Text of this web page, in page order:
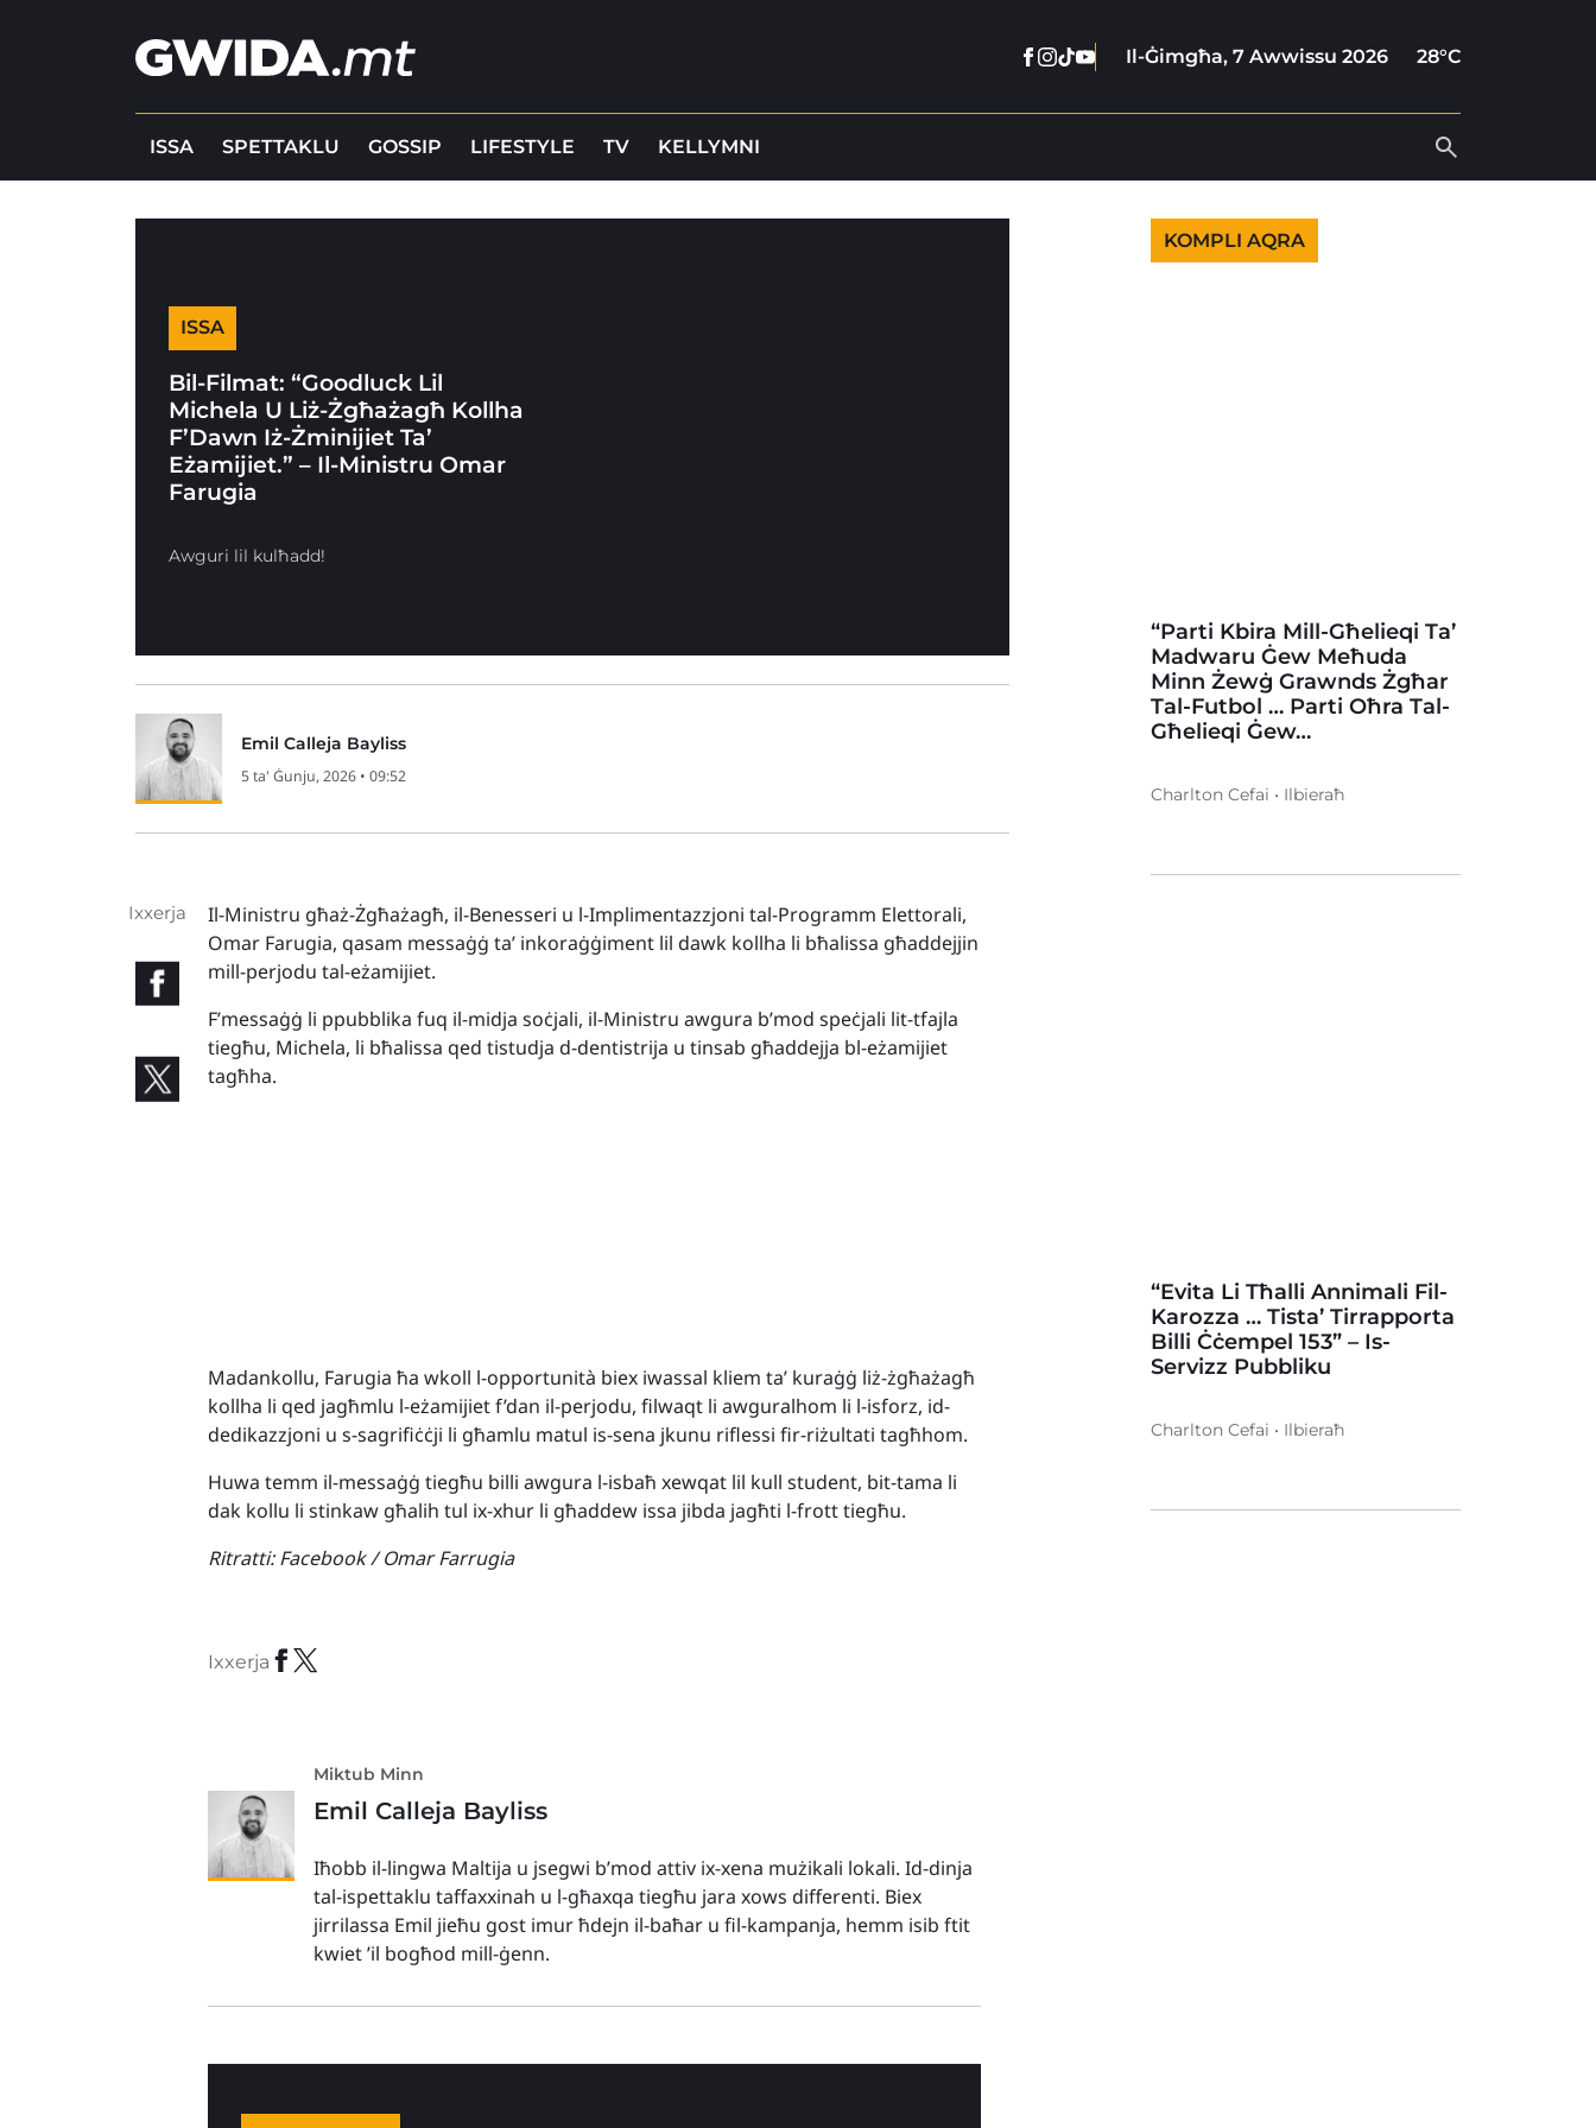
Facebook
Instagram
Tiktok
YoutubeIl-Ġimgħa, 7 Awwissu 2026 28°C
ISSA SPETTAKLU GOSSIP LIFESTYLE TV KELLYMNI
ISSA
Bil-Filmat: “Goodluck Lil
Michela U Liż-Żgħażagħ Kollha
F’Dawn Iż-Żminijiet Ta’
Eżamijiet.” – Il-Ministru Omar
Farugia
Awguri lil kulħadd!
Emil Calleja Bayliss
5 ta' Ġunju, 2026 • 09:52
Ixxerja
Il-Ministru għaż-Żgħażagħ, il-Benesseri u l-Implimentazzjoni tal-Programm Elettorali,
Omar Farugia, qasam messaġġ ta’ inkoraġġiment lil dawk kollha li bħalissa għaddejjin
mill-perjodu tal-eżamijiet.
F’messaġġ li ppubblika fuq il-midja soċjali, il-Ministru awgura b’mod speċjali lit-tfajla
tiegħu, Michela, li bħalissa qed tistudja d-dentistrija u tinsab għaddejja bl-eżamijiet
tagħha.
Madankollu, Farugia ħa wkoll l-opportunità biex iwassal kliem ta’ kuraġġ liż-żgħażagħ
kollha li qed jagħmlu l-eżamijiet f’dan il-perjodu, filwaqt li awguralhom li l-isforz, id-
dedikazzjoni u s-sagrifiċċji li għamlu matul is-sena jkunu riflessi fir-riżultati tagħhom.
Huwa temm il-messaġġ tiegħu billi awgura l-isbaħ xewqat lil kull student, bit-tama li
dak kollu li stinkaw għalih tul ix-xhur li għaddew issa jibda jagħti l-frott tiegħu.
Ritratti: Facebook / Omar Farrugia
Ixxerja
Miktub Minn
Emil Calleja Bayliss
Iħobb il-lingwa Maltija u jsegwi b’mod attiv ix-xena mużikali lokali. Id-dinja
tal-ispettaklu taffaxxinah u l-għaxqa tiegħu jara xows differenti. Biex
jirrilassa Emil jieħu gost imur ħdejn il-baħar u fil-kampanja, hemm isib ftit
kwiet ’il bogħod mill-ġenn.
KOMPLI AQRA
“Parti Kbira Mill-Għelieqi Ta’
Madwaru Ġew Meħuda
Minn Żewġ Grawnds Żgħar
Tal-Futbol … Parti Oħra Tal-
Għelieqi Ġew…
Charlton Cefai • Ilbieraħ
“Evita Li Tħalli Annimali Fil-
Karozza … Tista’ Tirrapporta
Billi Ċċempel 153” – Is-
Servizz Pubbliku
Charlton Cefai • Ilbieraħ